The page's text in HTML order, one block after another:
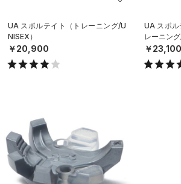
UA スポルテイト（トレーニング/U
NISEX）
￥20,900
UA スポル
レーニング
￥23,100